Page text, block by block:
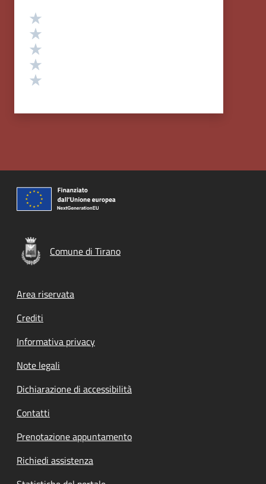
Valutazione
Comune di Tirano
Footer menu
Area riservata
Crediti
Informativa privacy
Note legali
Dichiarazione di accessibilità
Contatti
Prenotazione appuntamento
Richiedi assistenza